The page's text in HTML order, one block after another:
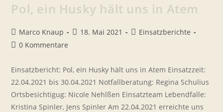
Pol, ein Husky hält uns in Atem
Beitrags-
Autor:
Marco Knaup
Beitrag
18. Mai 2021
Beitrags-
Einsatzberichte
Beitrags-
0 Kommentare
Einsatzbericht: Pol, ein Husky hält uns in Atem Einsatzzeit:
22.04.2021 bis 30.04.2021 Notfallberatung: Regina Schulius
Ortsbesichtigug: Nicole Nehlßen Einsatzteam Lebendfalle:
Kristina Spinler, Jens Spinler Am 22.04.2021 erreichte uns